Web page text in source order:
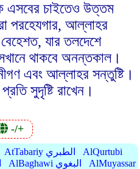
এসবের চাইতেও উত্তম
পরহেযগার, আল্লাহর
যার তলদেশে
থাকবে অনন্তকাল।
এবং আল্লাহর সন্তুষ্টি।
সুদৃষ্টি রাখেন।
-/+
AtTabariy الطبري
AlQurtubi
AlBaghawi البغوي
AlMuyassar